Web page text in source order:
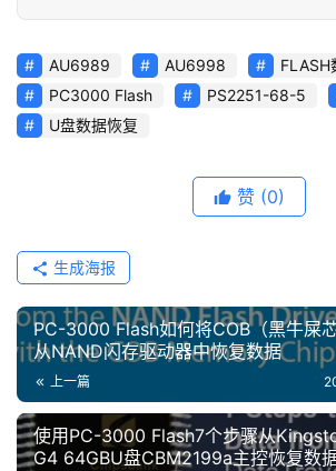
AU6989 AU6998
FLASH
PC3000 Flash
PS2251-68-5
U盘数据恢复
赞 (0)
生成海报
PC-3000 Flash如何将COB（黑牛屎
从NAND闪存驱动器中恢复数据
上一篇
使用PC-3000 Flash7个步骤从
G4 64GBU盘CBM2199a主控恢复数